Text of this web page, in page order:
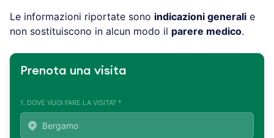
Le informazioni riportate sono indicazioni generali e
non sostituiscono in alcun modo il parere medico.
Prenota una visita
1. DOVE VUOI FARE LA VISITA? *